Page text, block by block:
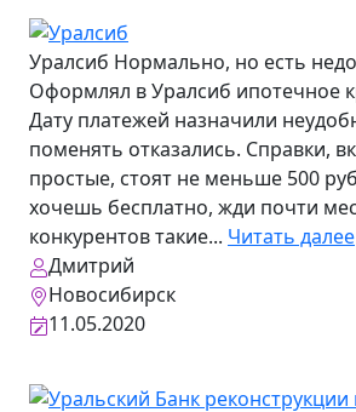
Уралсиб Нормально, но есть
Оформлял в Уралсиб ипотечное
Дату платежей назначили
поменять отказались. Справки,
простые, стоят не меньше 500
хочешь бесплатно, жди почти
конкурентов такие... Читать далее
Дмитрий
Новосибирск
11.05.2020